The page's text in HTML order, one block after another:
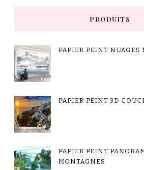
PRODUITS
PAPIER PEINT NUAGES
PAPIER PEINT 3D
PAPIER PEINT
MONTAGNES